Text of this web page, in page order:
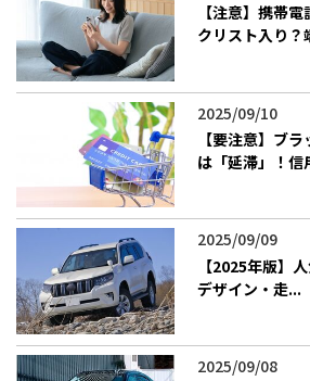
【注意】携帯
クリスト入り？
2025/09/10
【要注意】ブ
は「延滞」！信
2025/09/09
【2025年版】
デザイン・走...
2025/09/08